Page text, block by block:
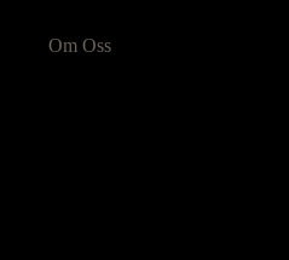
Om Oss